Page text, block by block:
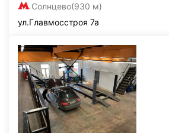
Солнцево(930 м)
ул.Главмосстроя 7а